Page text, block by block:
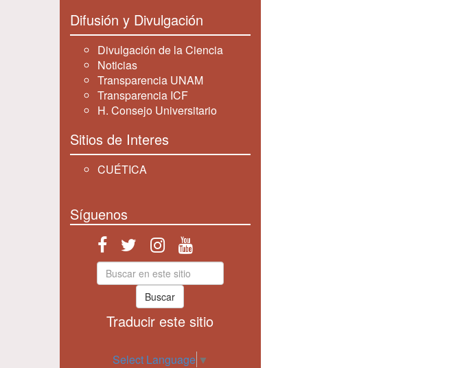
Difusión y Divulgación
Divulgación de la Ciencia
Noticias
Transparencia UNAM
Transparencia ICF
H. Consejo Universitario
Sitios de Interes
CUÉTICA
Síguenos
Buscar
Traducir este sitio
Select Language ▼